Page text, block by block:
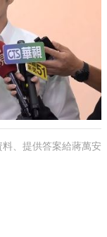
、提供答案給蔣萬安